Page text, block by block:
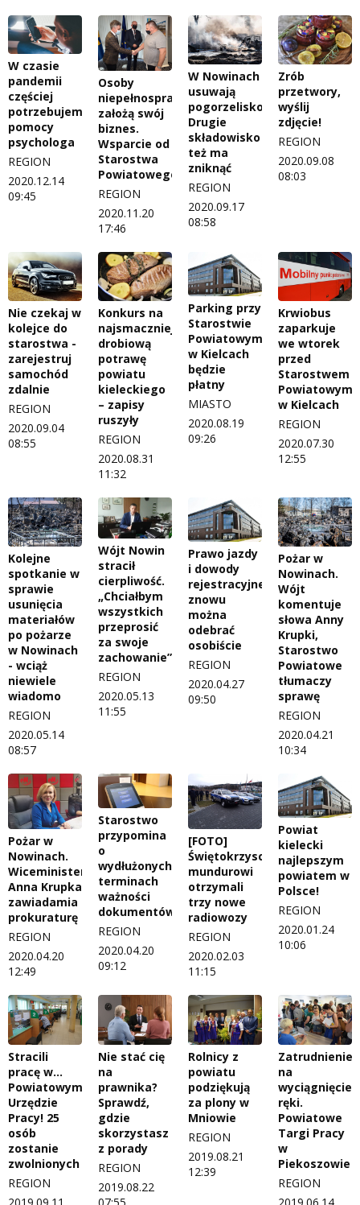
W czasie
pandemii
częściej
potrzebujemy
pomocy
psychologa
REGION
2020.12.14
09:45
Osoby
niepełnosprawne
założą swój
biznes.
Wsparcie od
Starostwa
Powiatowego
REGION
2020.11.20
17:46
W Nowinach
usuwają
pogorzelisko.
Drugie
składowisko
też ma
zniknąć
REGION
2020.09.17
08:58
Zrób
przetwory,
wyślij
zdjęcie!
REGION
2020.09.08
08:03
Nie czekaj w
kolejce do
starostwa -
zarejestruj
samochód
zdalnie
REGION
2020.09.04
08:55
Konkurs na
najsmaczniejszą
drobiową
potrawę
powiatu
kieleckiego
– zapisy
ruszyły
REGION
2020.08.31
11:32
Parking przy
Starostwie
Powiatowym
w Kielcach
będzie
płatny
MIASTO
2020.08.19
09:26
Krwiobus
zaparkuje
we wtorek
przed
Starostwem
Powiatowym
w Kielcach
REGION
2020.07.30
12:55
Kolejne
spotkanie w
sprawie
usunięcia
materiałów
po pożarze
w Nowinach
- wciąż
niewiele
wiadomo
REGION
2020.05.14
08:57
Wójt Nowin
stracił
cierpliwość.
„Chciałbym
wszystkich
przeprosić
za swoje
zachowanie”
REGION
2020.05.13
11:55
Prawo jazdy
i dowody
rejestracyjne
znowu
można
odebrać
osobiście
REGION
2020.04.27
09:50
Pożar w
Nowinach.
Wójt
komentuje
słowa Anny
Krupki,
Starostwo
Powiatowe
tłumaczy
sprawę
REGION
2020.04.21
10:34
Pożar w
Nowinach.
Wiceminister
Anna Krupka
zawiadamia
prokuraturę
REGION
2020.04.20
12:49
Starostwo
przypomina
o
wydłużonych
terminach
ważności
dokumentów
REGION
2020.04.20
09:12
[FOTO]
Świętokrzyscy
mundurowi
otrzymali
trzy nowe
radiowozy
REGION
2020.02.03
11:15
Powiat
kielecki
najlepszym
powiatem w
Polsce!
REGION
2020.01.24
10:06
Stracili
pracę w...
Powiatowym
Urzędzie
Pracy! 25
osób
zostanie
zwolnionych
REGION
Nie stać cię
na
prawnika?
Sprawdź,
gdzie
skorzystasz
z porady
REGION
2019.08.22
07:55
Rolnicy z
powiatu
podziękują
za plony w
Mniowie
REGION
2019.08.21
12:39
Zatrudnienie
na
wyciągnięcie
ręki.
Powiatowe
Targi Pracy
w
Piekoszowie
REGION
2019.06.14